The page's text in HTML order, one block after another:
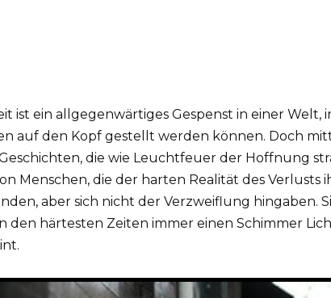
ist ein allgegenwärtiges Gespenst in einer Welt,
auf den Kopf gestellt werden können. Doch
die wie Leuchtfeuer der Hoffnung
Menschen, die der harten Realität des Verlusts
aber sich nicht der Verzweiflung hingaben.
den härtesten Zeiten immer einen Schimmer